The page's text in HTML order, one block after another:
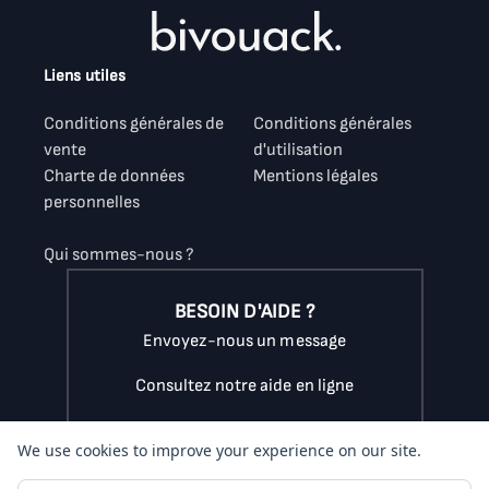
Liens utiles
Conditions générales de
vente
Conditions générales
d'utilisation
Charte de données
personnelles
Mentions légales
Qui sommes-nous ?
BESOIN D'AIDE ?
Envoyez-nous un message
Consultez notre aide en ligne